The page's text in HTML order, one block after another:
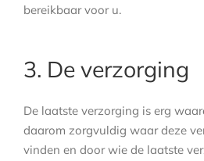
bereikbaar voor u.
3. De verzorging
De laatste verzorging is erg
daarom zorgvuldig waar deze
vinden en door wie de laatste